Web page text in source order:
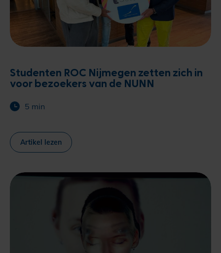
Studenten ROC Nijmegen zetten zich in
voor bezoekers van de NUNN
5 min
Artikel lezen